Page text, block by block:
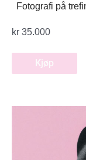
Fotografi på
kr 35.000
Kjøp